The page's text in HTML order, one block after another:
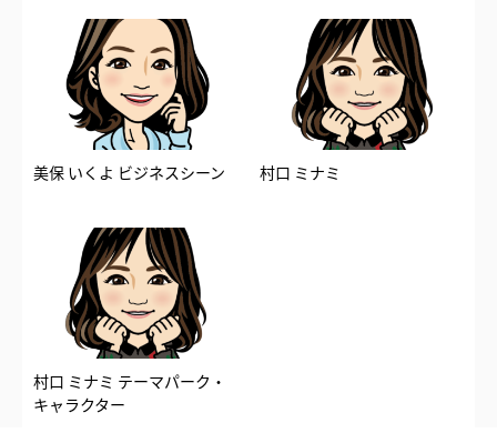
美保 いくよ ビジネスシーン 村口 ミナミ
村口 ミナミ テーマパーク・
キャラクター